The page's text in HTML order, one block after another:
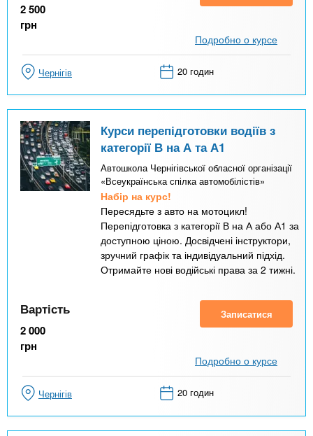
2 500
грн
Подробно о курсе
Чернігів 20 годин
Курси перепідготовки водіїв з
категорії В на А та А1
Автошкола Чернігівської обласної організації
«Всеукраїнська спілка автомобілістів»
Набір на курс!
Пересядьте з авто на мотоцикл!
Перепідготовка з категорії В на А або А1 за
доступною ціною. Досвідчені інструктори,
зручний графік та індивідуальний підхід.
Отримайте нові водійські права за 2 тижні.
Вартість
2 000
грн
Записатися
Подробно о курсе
Чернігів 20 годин